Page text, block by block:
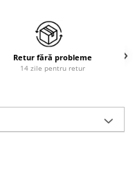
Retur fără probleme
14 zile pentru retur